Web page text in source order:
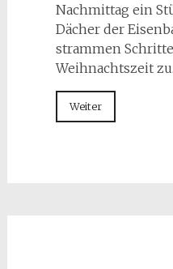
Nachmittag ein
Dächer der
strammen
Weihnachtszeit
Weiter